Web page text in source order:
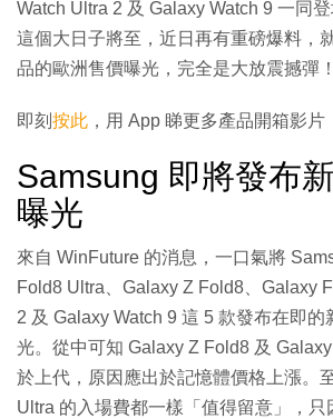
Watch Ultra 2 及 Galaxy Watch 9 一同
這個大日子將至，近日再有重磅爆料，
品的歐洲售價曝光，完全是大放震撼彈！
即刻 按此 ，用 App 睇更多產品開箱影片
Samsung 即將發布
曝光
來自 WinFuture 的消息，一口氣將
Fold8 Ultra、Galaxy Z Fold8、Galaxy
2 及 Galaxy Watch 9 這 5 款發布在即的
光。從中可知 Galaxy Z Fold8 及
於上代，原因應出於記憶體價格上漲。
Ultra 的入場費都一樣「值得留意」，只